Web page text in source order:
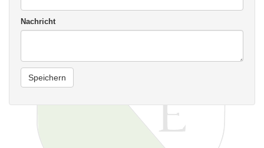
Nachricht